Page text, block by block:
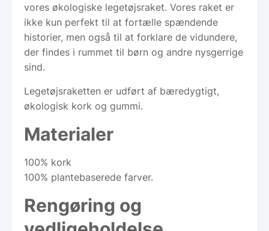
vores økologiske legetøjsraket. Vores raket er
ikke kun perfekt til at fortælle spændende
historier, men også til at forklare de vidundere,
der findes i rummet til børn og andre nysgerrige
sind.
Legetøjsraketten er udført af bæredygtigt,
økologisk kork og gummi.
Materialer
100% kork
100% plantebaserede farver.
Rengøring og